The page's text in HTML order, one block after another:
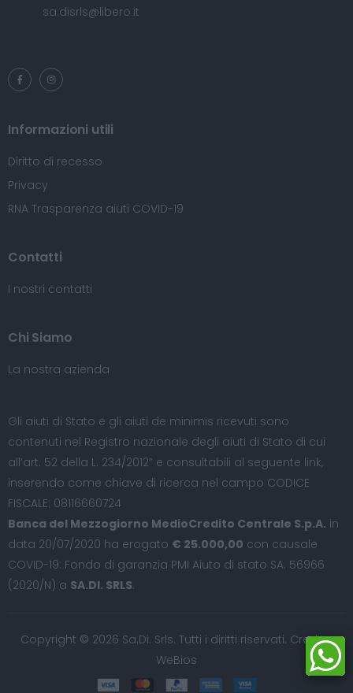
sa.disrls@libero.it
Informazioni utili
Diritto di recesso
Privacy
RNA Trasparenza aiuti COVID-19
Contatti
I nostri contatti
Chi Siamo
La nostra azienda
Gli aiuti di Stato e gli aiuti de minimis ricevuti sono
contenuti nel Registro nazionale degli aiuti di Stato di cui
all’art. 52 della L. 234/2012” e consultabili al seguente link,
inserendo come chiave di ricerca nel campo CODICE
FISCALE: 08116660724
Banca del Mezzogiorno MedioCredito Centrale S.p.A. in
data 20/07/2020 ha erogato € 25.000,00 con causale
COVID-19: Fondo di garanzia PMI Aiuto di stato SA. 56966
(2020/N) a SA.DI. SRLS.
Copyright © 2026 Sa.Di. Srls. Tutti i diritti riservati. Credits:
WeBios